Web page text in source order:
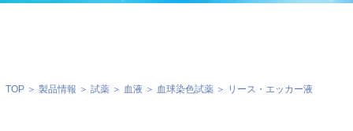
TOP＞ 製品情報 ＞ 試薬＞ 血液 ＞ 血球染色試薬＞ リース・エッカー液